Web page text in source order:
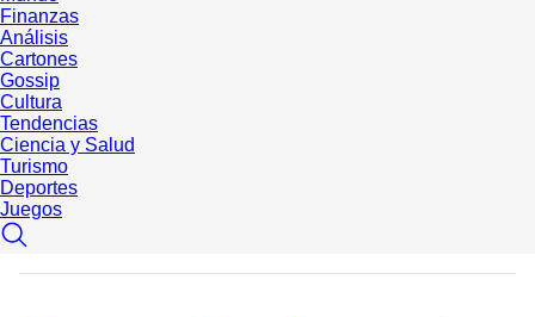
Finanzas
Análisis
Cartones
Gossip
Cultura
Tendencias
Ciencia y Salud
Turismo
Deportes
Juegos